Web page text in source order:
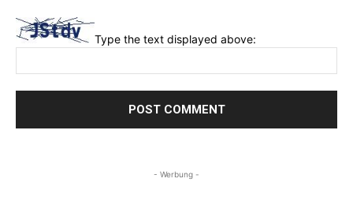
Type the text displayed above:
- Werbung -